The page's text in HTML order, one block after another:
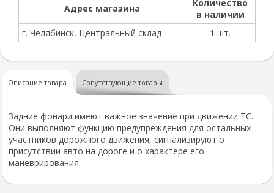
Адрес магазина
Количество
в наличии
г. Челябинск, Центральный склад
1 шт.
Описание товара Сопутствующие товары
Задние фонари имеют важное значение при движении ТС.
Они выполняют функцию предупреждения для остальных
участников дорожного движения, сигнализируют о
присутствии авто на дороге и о характере его
маневрирования.